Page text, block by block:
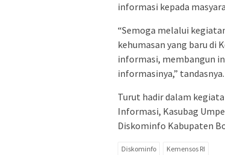
informasi kepada
“Semoga melalui
kehumasan yang baru di
informasi, membangun
informasinya,” tandasnya.
Turut hadir dalam
Informasi, Kasubag
Diskominfo Kabupaten
Diskominfo Kemensos RI